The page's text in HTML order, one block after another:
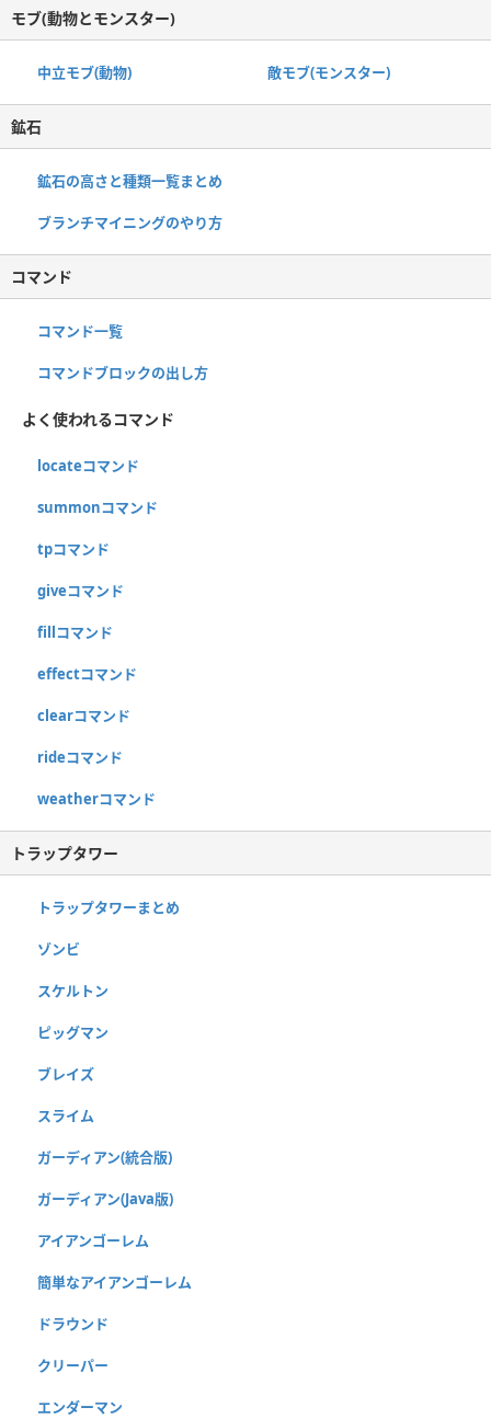
モブ(動物とモンスター)
中立モブ(動物) 敵モブ(モンスター)
鉱石
鉱石の高さと種類一覧まとめ
ブランチマイニングのやり方
コマンド
コマンド一覧
コマンドブロックの出し方
よく使われるコマンド
locateコマンド
summonコマンド
tpコマンド
giveコマンド
fillコマンド
effectコマンド
clearコマンド
rideコマンド
weatherコマンド
トラップタワー
トラップタワーまとめ
ゾンビ
スケルトン
ピッグマン
ブレイズ
スライム
ガーディアン(統合版)
ガーディアン(Java版)
アイアンゴーレム
簡単なアイアンゴーレム
ドラウンド
クリーパー
エンダーマン